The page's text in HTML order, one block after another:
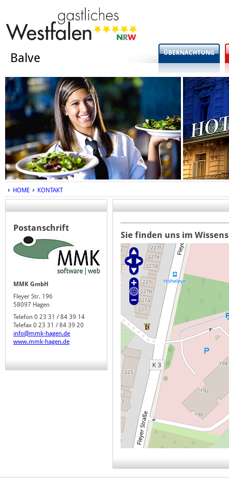
Balve ÜBERNACHTUNG
HOME KONTAKT
Postanschrift
MMK GmbH
Fleyer Str. 196
58097 Hagen
Telefon 0 23 31 / 84 39 14
Telefax 0 23 31 / 84 39 20
info@mmk-hagen.de
www.mmk-hagen.de
Sie finden uns im